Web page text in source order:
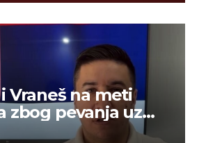
Vraneš na meti
zbog pevanja uz